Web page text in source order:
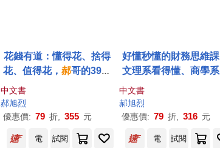
花錢有道：懂得花、捨得
花、值得花，郝哥的39個
中文書
郝旭烈
優惠價: 79 折, 355 元
好懂秒懂的財務思維課
文理系看得懂、商學系
於通，生存賺錢一定要
的24堂財務基礎
中文書
郝旭烈
優惠價: 79 折, 316 元
電 試閱 電 試閱